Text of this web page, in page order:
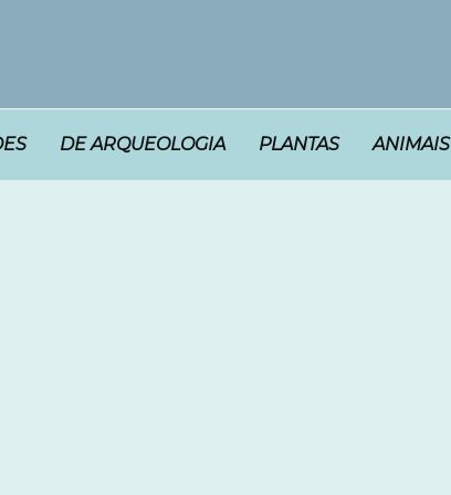
DE ARQUEOLOGIA PLANTAS ANIMAIS